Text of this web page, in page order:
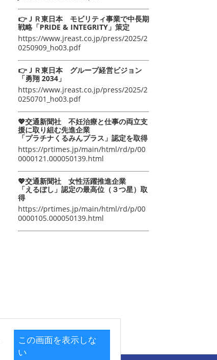
この画面を表示しな
い
👉ＪＲ東日本 モビリティ事業で中長期
戦略「PRIDE & INTEGRITY」策定
https://www.jreast.co.jp/press/2025/2
0250909_ho03.pdf
👉ＪＲ東日本 グループ経営ビジョン
「勇翔 2034」
https://www.jreast.co.jp/press/2025/2
0250701_ho03.pdf
💖交通新聞社 不妊治療と仕事の両立支
援に取り組む先進企業
「プラチナくるみんプラス」認定を取得
https://prtimes.jp/main/html/rd/p/00
0000121.000050139.html
💖交通新聞社 女性活躍推進企業
「えるぼし」認定の最高位（３つ星）取
得
https://prtimes.jp/main/html/rd/p/00
0000105.000050139.html